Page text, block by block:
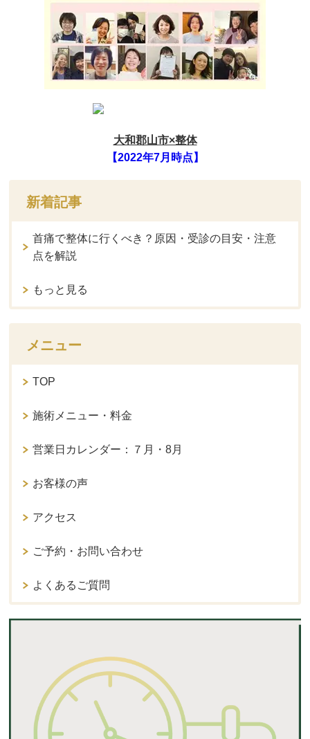
大和郡山市×整体
【2022年7月時点】
新着記事
首痛で整体に行くべき？原因・受診の目安・注意
点を解説
もっと見る
メニュー
TOP
施術メニュー・料金
営業日カレンダー：７月・8月
お客様の声
アクセス
ご予約・お問い合わせ
よくあるご質問